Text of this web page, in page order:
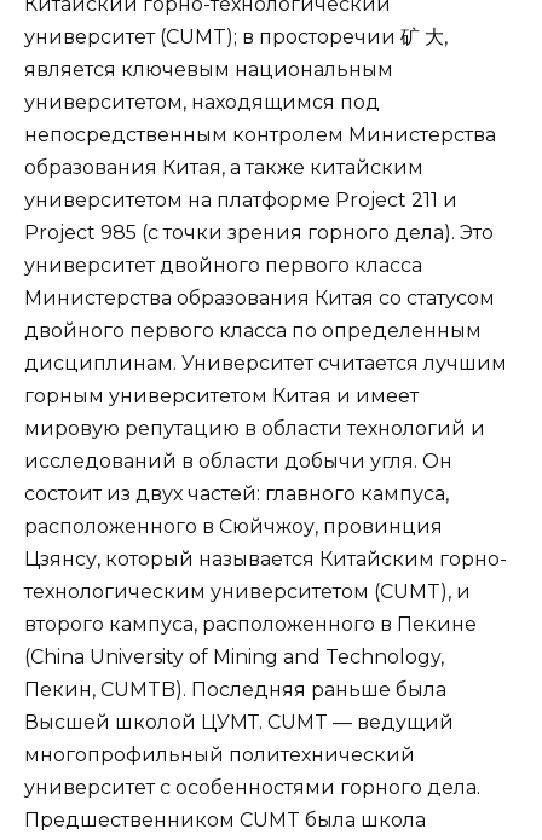
университет (CUMT); в просторечии 矿 大,
является ключевым национальным
университетом, находящимся под
непосредственным контролем Министерства
образования Китая, а также китайским
университетом на платформе Project 211 и
Project 985 (с точки зрения горного дела). Это
университет двойного первого класса
Министерства образования Китая со статусом
двойного первого класса по определенным
дисциплинам. Университет считается лучшим
горным университетом Китая и имеет
мировую репутацию в области технологий и
исследований в области добычи угля. Он
состоит из двух частей: главного кампуса,
расположенного в Сюйчжоу, провинция
Цзянсу, который называется Китайским горно-
технологическим университетом (CUMT), и
второго кампуса, расположенного в Пекине
(China University of Mining and Technology,
Пекин, CUMTB). Последняя раньше была
Высшей школой ЦУМТ. CUMT — ведущий
многопрофильный политехнический
университет с особенностями горного дела.
Предшественником CUMT была школа